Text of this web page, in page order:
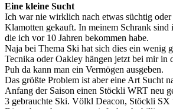
Eine kleine Sucht
Ich war nie wirklich nach etwas süchtig oder
Klamotten gekauft. In meinem Schrank sind
die ich vor 10 Jahren bekommen habe.
Naja bei Thema Ski hat sich dies ein wenig
Tecnika oder Oakley hängen jetzt bei mir in
Puh da kann man ein Vermögen ausgeben.
Das größte Problem ist aber eine Art Sucht
Anfang der Saison einen Stöckli WRT neu
3 gebrauchte Ski. Völkl Deacon, Stöckli SX